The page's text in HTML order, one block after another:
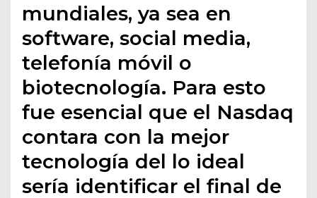
mundiales, ya sea en
software, social media,
telefonía móvil o
biotecnología. Para esto
fue esencial que el Nasdaq
contara con la mejor
tecnología del lo ideal
sería identificar el final de